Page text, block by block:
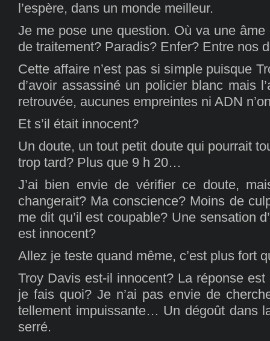
l’espère, dans un monde meilleur.
Je me pose une question. Où va une
de traitement? Paradis? Enfer? Entre nos
Cette affaire n’est pas si simple puisque
d’avoir assassiné un policier blanc mais
retrouvée, aucunes empreintes ni ADN
Et s’il était innocent?
Un doute, un tout petit doute qui pourrait
trop tard? Plus que 9 h 20…
J’ai bien envie de vérifier ce doute,
changerait? Ma conscience? Moins de
me dit qu’il est coupable? Une sensation
est innocent?
Allez je teste quand même, c’est plus fort
Troy Davis est-il innocent? La réponse
je fais quoi? Je n’ai pas envie de
tellement impuissante… Un dégoût dans
serré.